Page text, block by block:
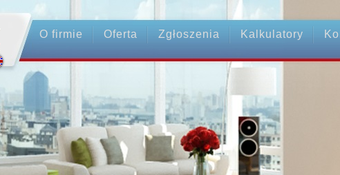
O firmie Oferta Zgłoszenia Kalkulatory